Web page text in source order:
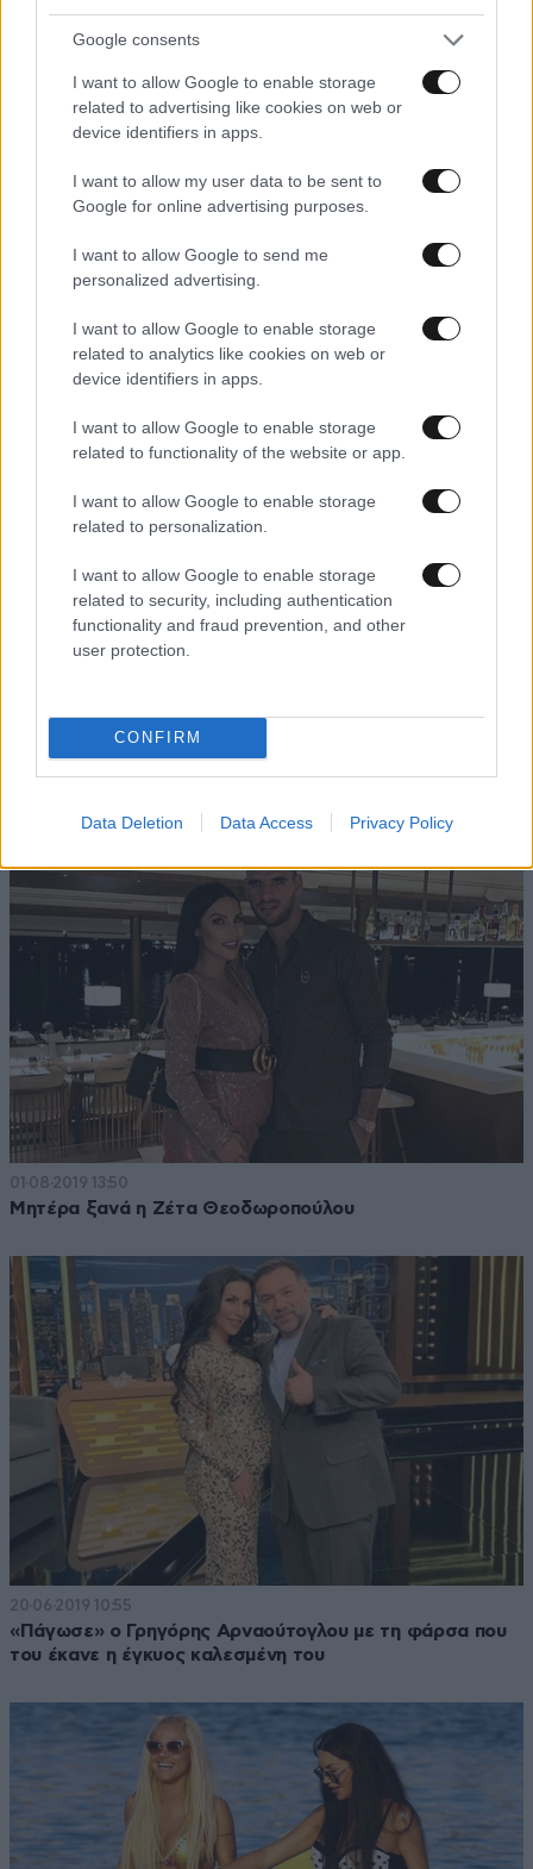
Google consents
I want to allow Google to enable storage
related to advertising like cookies on web or
device identifiers in apps.
I want to allow my user data to be sent to
Google for online advertising purposes.
I want to allow Google to send me
personalized advertising.
I want to allow Google to enable storage
related to analytics like cookies on web or
device identifiers in apps.
I want to allow Google to enable storage
related to functionality of the website or app.
I want to allow Google to enable storage
related to personalization.
I want to allow Google to enable storage
related to security, including authentication
functionality and fraud prevention, and other
user protection.
CONFIRM
Data Deletion Data Access Privacy Policy
05·04·2024 22:10
My Style Rocks: Ξέσπασε σε κλάματα η Ζέτα
Θεοδωροπούλου για την «ομαδική επίθεση» από τις
συμπαίκτριες της
26·02·2024 11:07
Ζέτα Θεοδωροπούλου: Εννιά χρόνια είχα κλειστεί στο
01·08·2019 13:50
Μητέρα ξανά η Ζέτα Θεοδωροπούλου
20·06·2019 10:55
«Πάγωσε» ο Γρηγόρης Αρναούτογλου με τη φάρσα που
του έκανε η έγκυος καλεσμένη του